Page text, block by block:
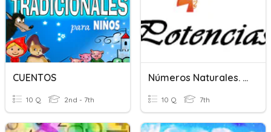
CUENTOS
10 Q 2nd - 7th
Números Naturales. Potencias
10 Q 7th